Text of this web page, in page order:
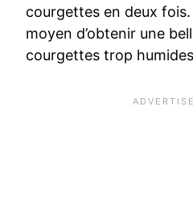
courgettes en deux fois.
moyen d’obtenir une
courgettes trop